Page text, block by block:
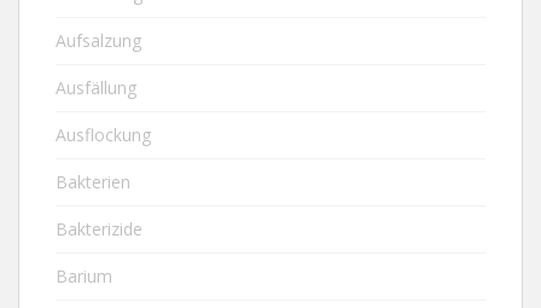
Aufsalzung
Ausfällung
Ausflockung
Bakterien
Bakterizide
Barium